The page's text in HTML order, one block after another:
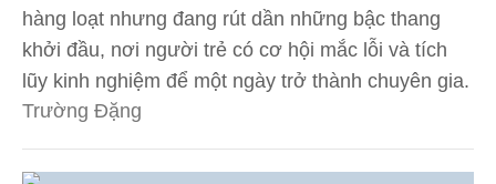
hàng loạt nhưng đang rút dần những bậc thang
khởi đầu, nơi người trẻ có cơ hội mắc lỗi và tích
lũy kinh nghiệm để một ngày trở thành chuyên gia.
Trường Đặng